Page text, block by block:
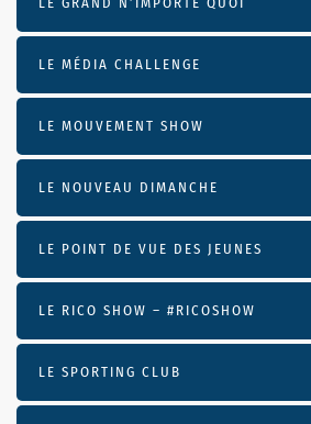
LE MÉDIA CHALLENGE
LE MOUVEMENT SHOW
LE NOUVEAU DIMANCHE
LE POINT DE VUE DES JEUNES
LE RICO SHOW – #RICOSHOW
LE SPORTING CLUB